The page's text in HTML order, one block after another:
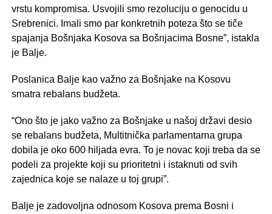
vrstu kompromisa. Usvojili smo rezoluciju o genocidu u
Srebrenici. Imali smo par konkretnih poteza što se tiče
spajanja Bošnjaka Kosova sa Bošnjacima Bosne”, istakla
je Balje.
Poslanica Balje kao važno za Bošnjake na Kosovu
smatra rebalans budžeta.
“Ono što je jako važno za Bošnjake u našoj državi desio
se rebalans budžeta, Multitnička parlamentarna grupa
dobila je oko 600 hiljada evra. To je novac koji treba da se
podeli za projekte koji su prioritetni i istaknuti od svih
zajednica koje se nalaze u toj grupi”.
Balje je zadovoljna odnosom Kosova prema Bosni i